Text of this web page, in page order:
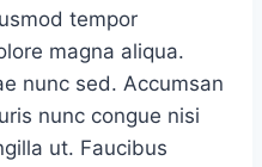
tempor
magna aliqua.
nunc sed. Accumsan
nunc congue nisi
ut. Faucibus